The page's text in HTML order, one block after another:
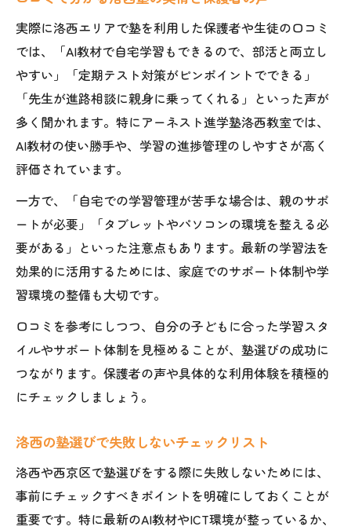
実際に洛西エリアで塾を利用した保護者や生徒の口コミ
では、「AI教材で自宅学習もできるので、部活と両立し
やすい」「定期テスト対策がピンポイントでできる」
「先生が進路相談に親身に乗ってくれる」といった声が
多く聞かれます。特にアーネスト進学塾洛西教室では、
AI教材の使い勝手や、学習の進捗管理のしやすさが高く
評価されています。
一方で、「自宅での学習管理が苦手な場合は、親のサポ
ートが必要」「タブレットやパソコンの環境を整える必
要がある」といった注意点もあります。最新の学習法を
効果的に活用するためには、家庭でのサポート体制や学
習環境の整備も大切です。
口コミを参考にしつつ、自分の子どもに合った学習スタ
イルやサポート体制を見極めることが、塾選びの成功に
つながります。保護者の声や具体的な利用体験を積極的
にチェックしましょう。
洛西の塾選びで失敗しないチェックリスト
洛西や西京区で塾選びをする際に失敗しないためには、
事前にチェックすべきポイントを明確にしておくことが
重要です。特に最新のAI教材やICT環境が整っているか、